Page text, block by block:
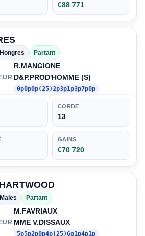
€88 771
Hongres
Partant
R.MANGIONE
D&P.PROD'HOMME (S)
0p0p0p(25)2p3p1p3p7p0p
CORDE
13
GAINS
€70 720
Males
Partant
M.FAVRIAUX
MME V.DISSAUX
5p5p2p0p4p(25)6p1p4p1p